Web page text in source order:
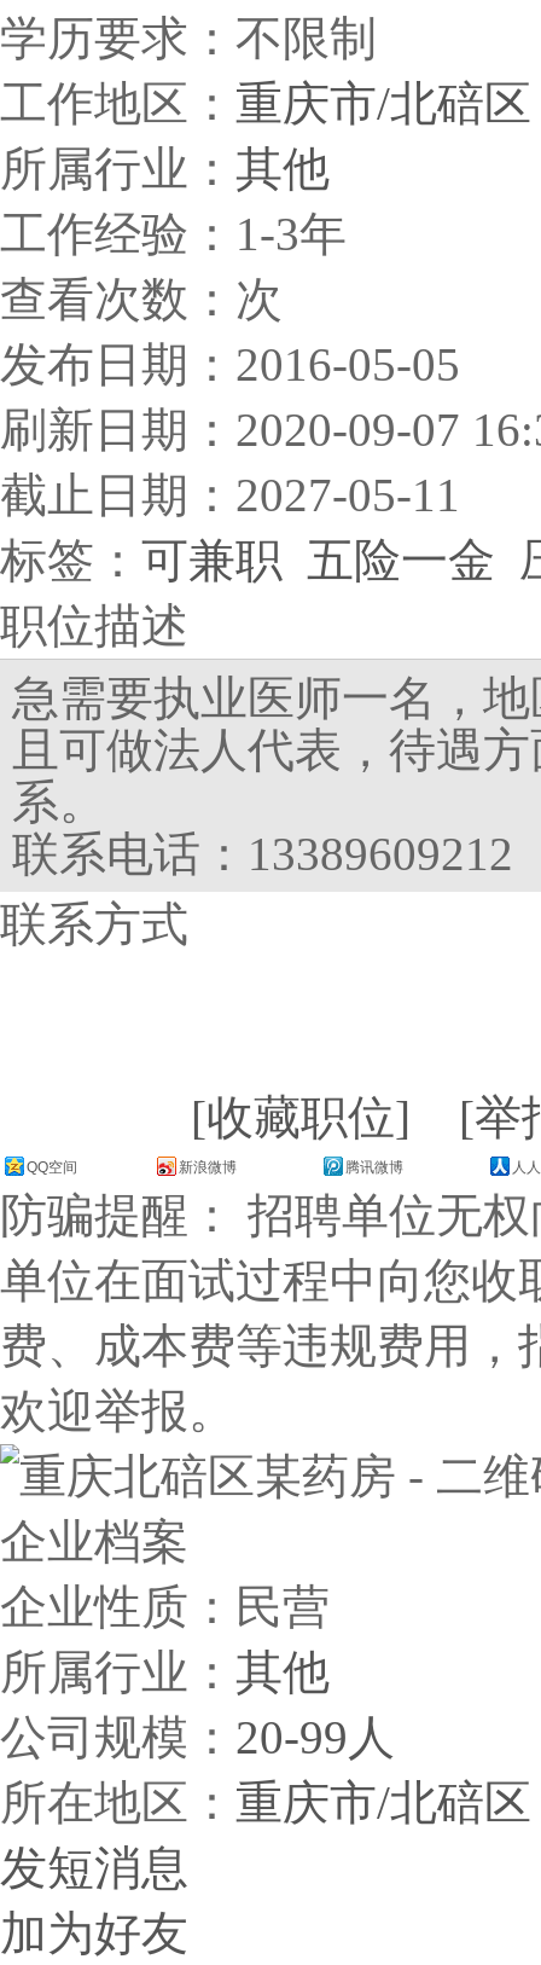
学历要求：不限制
工作地区： 重庆市/北碚区
所属行业： 其他
工作经验：1-3年
查看次数： 次
发布日期：2016-05-05
刷新日期：2020-09-07
截止日期：2027-05-11
标签： 可兼职 五险一金
职位描述
急需要执业医师一名，
且可做法人代表，待遇
系。
联系电话：13389609212
联系方式
[收藏职位] [举
QQ空间 新浪微博 腾讯微博 人
防骗提醒： 招聘单位无
单位在面试过程中向您收
费、成本费等违规费用
欢迎举报。
企业档案
企业性质：民营
所属行业： 其他
公司规模： 20-99人
所在地区： 重庆市/北碚区
发短消息
加为好友